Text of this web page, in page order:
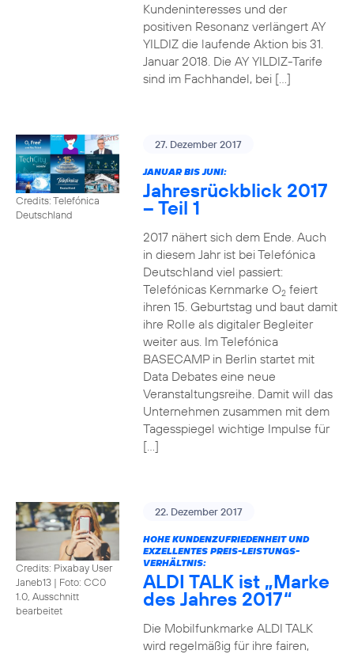
Kundeninteresses und der
positiven Resonanz verlängert AY
YILDIZ die laufende Aktion bis 31.
Januar 2018. Die AY YILDIZ-Tarife
sind im Fachhandel, bei […]
Credits: Telefónica
Deutschland
27. Dezember 2017
JANUAR BIS JUNI:
Jahresrückblick 2017
– Teil 1
2017 nähert sich dem Ende. Auch
in diesem Jahr ist bei Telefónica
Deutschland viel passiert:
Telefónicas Kernmarke O2feiert
ihren 15. Geburtstag und baut damit
ihre Rolle als digitaler Begleiter
weiter aus. Im Telefónica
BASECAMP in Berlin startet mit
Data Debates eine neue
Veranstaltungsreihe. Damit will das
Unternehmen zusammen mit dem
Tagesspiegel wichtige Impulse für
[…]
Credits: Pixabay User
Janeb13 | Foto: CC0
1.0, Ausschnitt
bearbeitet
22. Dezember 2017
HOHE KUNDENZUFRIEDENHEIT UND
EXZELLENTES PREIS-LEISTUNGS-
VERHÄLTNIS:
ALDI TALK ist „Marke
des Jahres 2017“
Die Mobilfunkmarke ALDI TALK
wird regelmäßig für ihre fairen,